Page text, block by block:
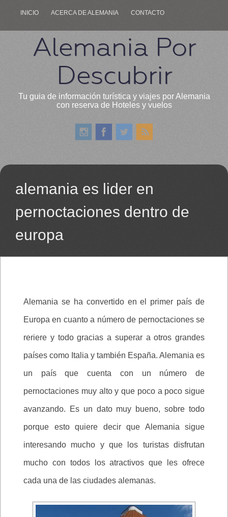
INICIO ACERCA DE ALEMANIA CONTACTO
Alemania Por
Descubrir
Tu guia de información turística y viajes por Alemania
con reserva de Hoteles y vuelos
alemania es lider en
pernoctaciones dentro de
europa
Alemania se ha convertido en el primer país de
Europa en cuanto a número de pernoctaciones se
reriere y todo gracias a superar a otros grandes
países como Italia y también España. Alemania es
un país que cuenta con un número de
pernoctaciones muy alto y que poco a poco sigue
avanzando. Es un dato muy bueno, sobre todo
porque esto quiere decir que Alemania sigue
interesando mucho y que los turistas disfrutan
mucho con todos los atractivos que les ofrece
cada una de las ciudades alemanas.